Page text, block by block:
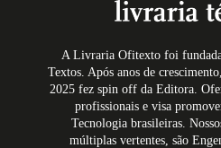
A Livraria Ofitexto foi
Textos. Após anos de
2025 fez spin off da Editora.
profissionais e visa
Tecnologia brasileiras.
múltiplas vertentes, são